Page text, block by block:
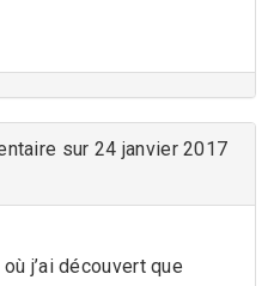
sur 24 janvier 2017
j’ai découvert que